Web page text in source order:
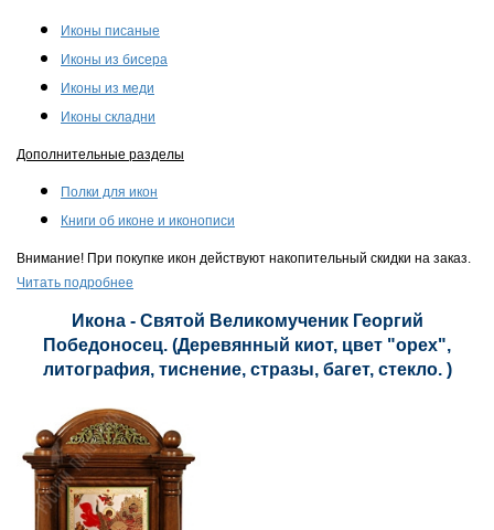
Иконы писаные
Иконы из бисера
Иконы из меди
Иконы складни
Дополнительные разделы
Полки для икон
Книги об иконе и иконописи
Внимание! При покупке икон действуют накопительный скидки на заказ.
Читать подробнее
Икона - Святой Великомученик Георгий
Победоносец. (Деревянный киот, цвет "орех",
литография, тиснение, стразы, багет, стекло. )